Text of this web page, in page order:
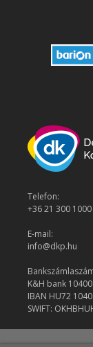
Telefon:
+36 21 300 1000
E-mail:
info@dkp.hu
K&H bank
IBAN HU72
SWIFT: